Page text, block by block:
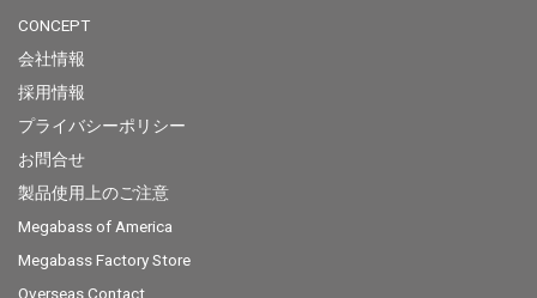
CONCEPT
会社情報
採用情報
プライバシーポリシー
お問合せ
製品使用上のご注意
Megabass of America
Megabass Factory Store
Overseas Contact